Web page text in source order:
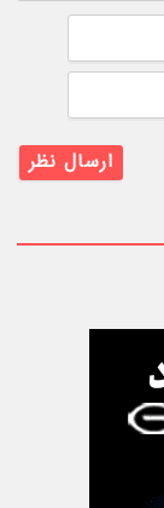
نام
ایمیل